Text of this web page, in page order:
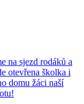
na sjezd rodáků a
otevřena školka i
domu žáci naší